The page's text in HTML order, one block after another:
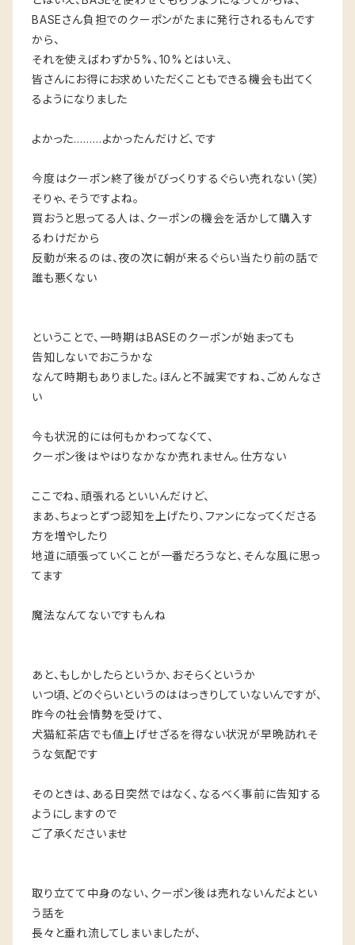
BASEさん負担でのクーポンがたまに発行されるもんです
から、
それを使えばわずか5%、10%とはいえ、
皆さんにお得にお求めいただくこともできる機会も出てく
るようになりました
よかった………よかったんだけど、です
今度はクーポン終了後がびっくりするぐらい売れない（笑）
そりゃ、そうですよね。
買おうと思ってる人は、クーポンの機会を活かして購入す
るわけだから
反動が来るのは、夜の次に朝が来るぐらい当たり前の話で
誰も悪くない
ということで、一時期はBASEのクーポンが始まっても
告知しないでおこうかな
なんて時期もありました。ほんと不誠実ですね、ごめんなさ
い
今も状況的には何もかわってなくて、
クーポン後はやはりなかなか売れません。仕方ない
ここでね、頑張れるといいんだけど、
まあ、ちょっとずつ認知を上げたり、ファンになってくださる
方を増やしたり
地道に頑張っていくことが一番だろうなと、そんな風に思っ
てます
魔法なんてないですもんね
あと、もしかしたらというか、おそらくというか
いつ頃、どのぐらいというのははっきりしていないんですが、
昨今の社会情勢を受けて、
犬猫紅茶店でも値上げせざるを得ない状況が早晩訪れそ
うな気配です
そのときは、ある日突然ではなく、なるべく事前に告知する
ようにしますので
ご了承くださいませ
取り立てて中身のない、クーポン後は売れないんだよとい
う話を
長々と垂れ流してしまいましたが、